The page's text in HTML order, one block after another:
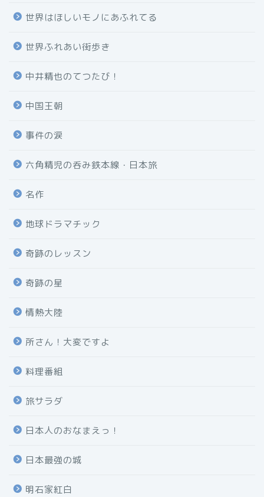
世界はほしいモノにあふれてる
世界ふれあい街歩き
中井精也のてつたび！
中国王朝
事件の涙
六角精児の呑み鉄本線・日本旅
名作
地球ドラマチック
奇跡のレッスン
奇跡の星
情熱大陸
所さん！大変ですよ
料理番組
旅サラダ
日本人のおなまえっ！
日本最強の城
明石家紅白